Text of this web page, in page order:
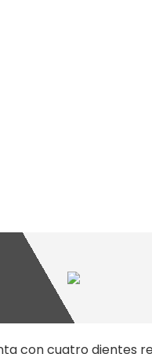
con cuatro dientes